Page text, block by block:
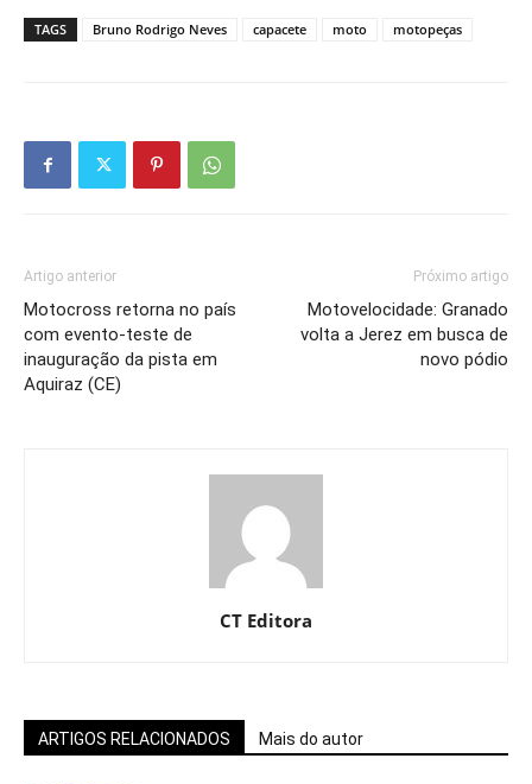
TAGS Bruno Rodrigo Neves capacete moto motopeças
Artigo anterior
Motocross retorna no país
com evento-teste de
inauguração da pista em
Aquiraz (CE)
Próximo artigo
Motovelocidade: Granado
volta a Jerez em busca de
novo pódio
CT Editora
ARTIGOS RELACIONADOS Mais do autor